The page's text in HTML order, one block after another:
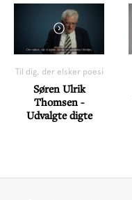
Til dig, der elsker poesi
Søren Ulrik
Thomsen -
Udvalgte digte